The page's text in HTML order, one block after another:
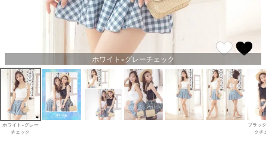
ホワイト×グレーチェック
ホワイト×グレー
チェック
ブラッ
クチ